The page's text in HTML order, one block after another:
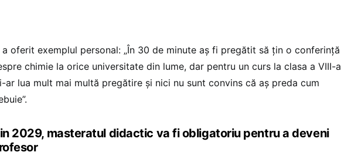
a oferit exemplul personal: „În 30 de minute aș fi pregătit să țin o conferință
chimie la orice universitate din lume, dar pentru un curs la clasa a VIII-a
ar lua mult mai multă pregătire și nici nu sunt convins că aș preda cum
2029, masteratul didactic va fi obligatoriu pentru a deveni